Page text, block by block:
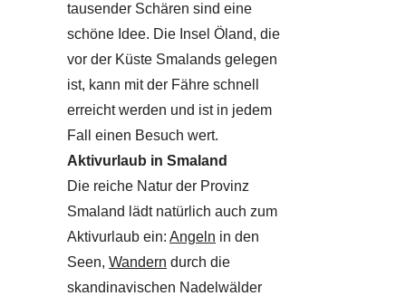
tausender Schären sind eine
schöne Idee. Die Insel Öland, die
vor der Küste Smalands gelegen
ist, kann mit der Fähre schnell
erreicht werden und ist in jedem
Fall einen Besuch wert.
Aktivurlaub in Smaland
Die reiche Natur der Provinz
Smaland lädt natürlich auch zum
Aktivurlaub ein: Angeln in den
Seen, Wandern durch die
skandinavischen Nadelwälder